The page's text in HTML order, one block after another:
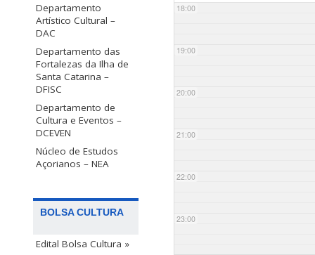
Departamento
Artístico Cultural –
DAC
Departamento das
Fortalezas da Ilha de
Santa Catarina –
DFISC
Departamento de
Cultura e Eventos –
DCEVEN
Núcleo de Estudos
Açorianos – NEA
BOLSA CULTURA
Edital Bolsa Cultura »
18:00
19:00
20:00
21:00
22:00
23:00